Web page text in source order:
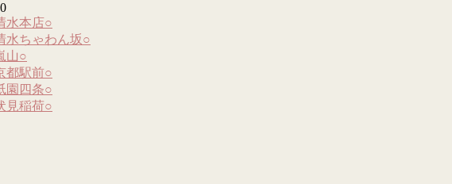
水本店○
水ちゃわん坂○
山○
都駅前○
園四条○
見稲荷○